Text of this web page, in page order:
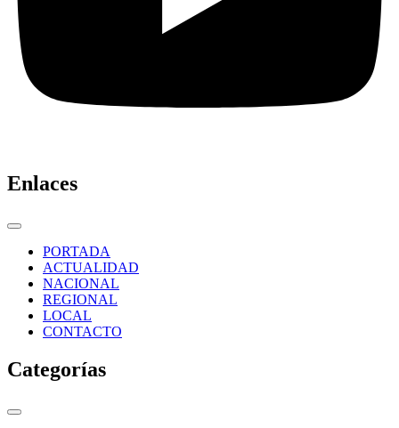
Enlaces
PORTADA
ACTUALIDAD
NACIONAL
REGIONAL
LOCAL
CONTACTO
Categorías